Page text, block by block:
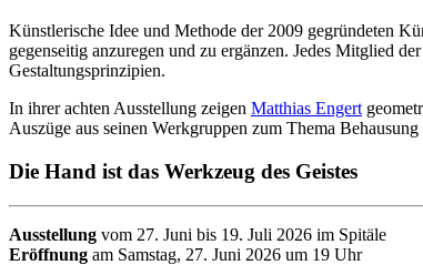
Künstlerische Idee und Methode der 2009 gegründeten
gegenseitig anzuregen und zu ergänzen. Jedes Mitglied
Gestaltungsprinzipien.
In ihrer achten Ausstellung zeigen Matthias Engert
Auszüge aus seinen Werkgruppen zum Thema
Die Hand ist das Werkzeug des Geistes
Ausstellung vom 27. Juni bis 19. Juli 2026 im Spitäle
Eröffnung am Samstag, 27. Juni 2026 um 19 Uhr